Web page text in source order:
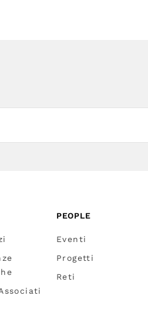
PEOPLE
Eventi
Progetti
Reti